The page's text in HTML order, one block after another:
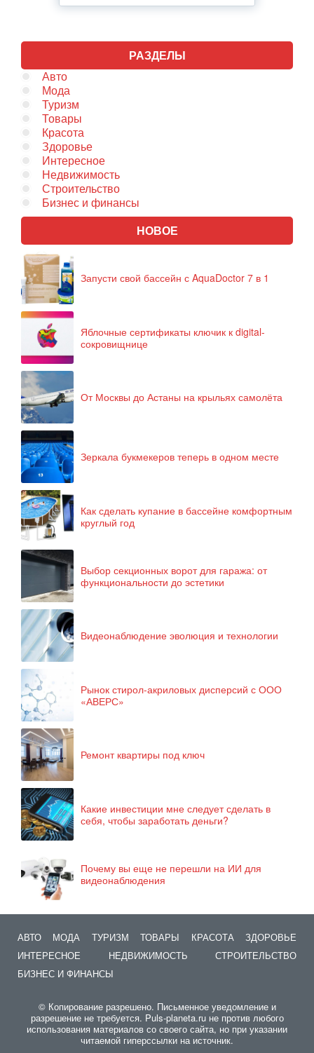
РАЗДЕЛЫ
Авто
Мода
Туризм
Товары
Красота
Здоровье
Интересное
Недвижимость
Строительство
Бизнес и финансы
НОВОЕ
Запусти свой бассейн с AquaDoctor 7 в 1
Яблочные сертификаты ключик к digital-
сокровищнице
От Москвы до Астаны на крыльях самолёта
Зеркала букмекеров теперь в одном месте
Как сделать купание в бассейне комфортным
круглый год
Выбор секционных ворот для гаража: от
функциональности до эстетики
Видеонаблюдение эволюция и технологии
Рынок стирол-акриловых дисперсий с ООО
«АВЕРС»
Ремонт квартиры под ключ
Какие инвестиции мне следует сделать в
себя, чтобы заработать деньги?
Почему вы еще не перешли на ИИ для
видеонаблюдения
АВТО МОДА ТУРИЗМ ТОВАРЫ КРАСОТА
ЗДОРОВЬЕ
ИНТЕРЕСНОЕ
НЕДВИЖИМОСТЬ
СТРОИТЕЛЬСТВО
БИЗНЕС И ФИНАНСЫ
© Копирование разрешено. Письменное уведомление и
разрешение не требуется. Puls-planeta.ru не против любого
использования материалов со своего сайта, но при указании
читаемой гиперссылки на источник.